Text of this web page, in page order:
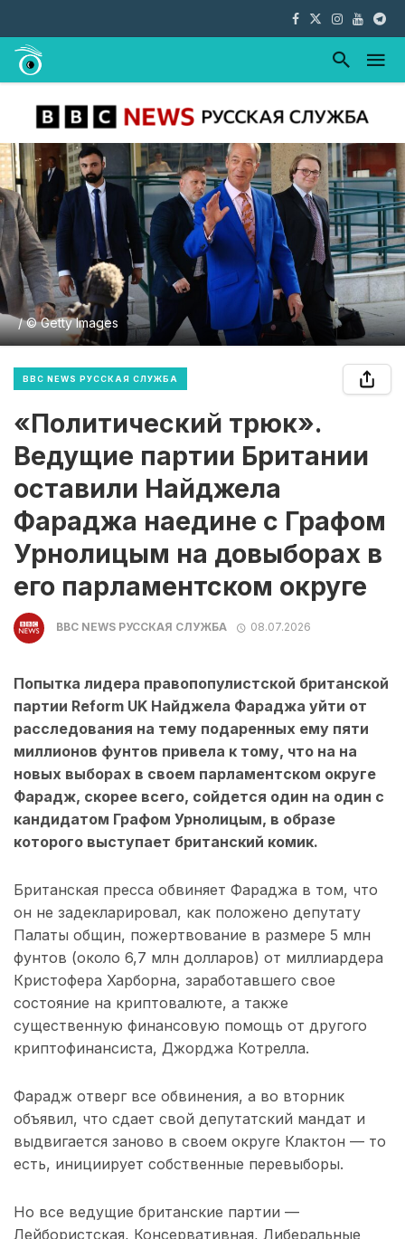
/ © Getty Images
BBC NEWS РУССКАЯ СЛУЖБА
«Политический трюк».
Ведущие партии Британии
оставили Найджела
Фараджа наедине с Графом
Урнолицым на довыборах в
его парламентском округе
BBC NEWS РУССКАЯ СЛУЖБА 08.07.2026
Попытка лидера правопопулистской британской
партии Reform UK Найджела Фараджа уйти от
расследования на тему подаренных ему пяти
миллионов фунтов привела к тому, что на на
новых выборах в своем парламентском округе
Фарадж, скорее всего, сойдется один на один с
кандидатом Графом Урнолицым, в образе
которого выступает британский комик.
Британская пресса обвиняет Фараджа в том, что
он не задекларировал, как положено депутату
Палаты общин, пожертвование в размере 5 млн
фунтов (около 6,7 млн долларов) от миллиардера
Кристофера Харборна, заработавшего свое
состояние на криптовалюте, а также
существенную финансовую помощь от другого
криптофинансиста, Джорджа Котрелла.
Фарадж отверг все обвинения, а во вторник
объявил, что сдает свой депутатский мандат и
выдвигается заново в своем округе Клактон — то
есть, инициирует собственные перевыборы.
Но все ведущие британские партии —
Лейбористская, Консервативная, Либеральные